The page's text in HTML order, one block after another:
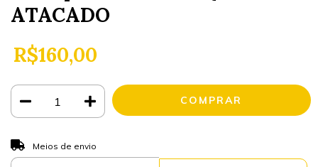
ATACADO
R$160,00
Entregas para o CEP:
Meios de envio